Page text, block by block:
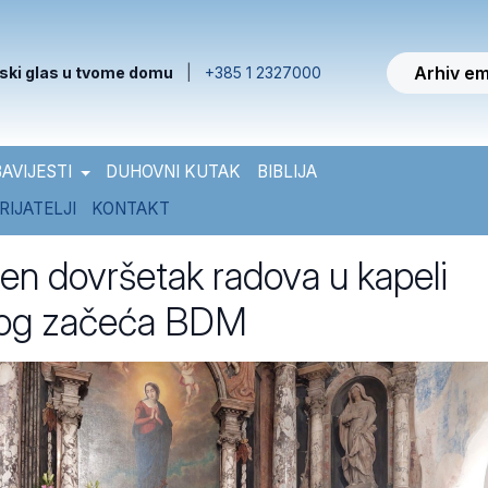
glas u tvome domu +385 1 2327000 Arhiv
DUHOVNI KUTAK
BIBLIJA
KONTAKT
dovršetak radova u kapeli
začeća BDM